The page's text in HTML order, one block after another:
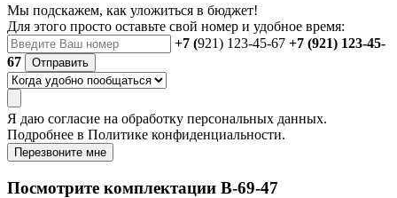
Мы подскажем, как уложиться в бюджет!
Для этого просто оставьте свой номер и удобное время:
+7 (921) 123-45-67 +7 (921) 123-45-
67
Отправить
Я даю согласие на обработку персональных данных.
Подробнее в Политике конфиденциальности.
Перезвоните мне
Посмотрите комплектации В-69-47